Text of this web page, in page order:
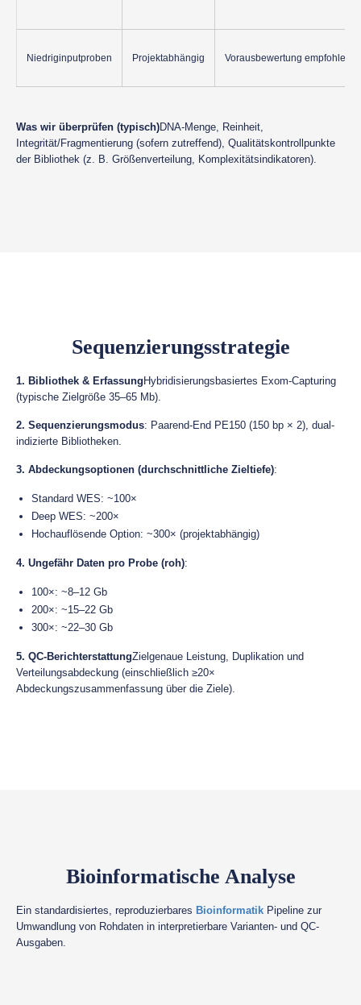
Niedriginputproben Projektabhängig Vorausbewertung empfohlen
Was wir überprüfen (typisch)DNA-Menge, Reinheit,
Integrität/Fragmentierung (sofern zutreffend), Qualitätskontrollpunkte
der Bibliothek (z. B. Größenverteilung, Komplexitätsindikatoren).
Sequenzierungsstrategie
1. Bibliothek & Erfassung Hybridisierungsbasiertes Exom-Capturing
(typische Zielgröße 35–65 Mb).
2. Sequenzierungsmodus: Paarend-End PE150 (150 bp × 2), dual-
indizierte Bibliotheken.
3. Abdeckungsoptionen (durchschnittliche Zieltiefe):
Standard WES: ~100×
Deep WES: ~200×
Hochauflösende Option: ~300× (projektabhängig)
4. Ungefähr Daten pro Probe (roh):
100×: ~8–12 Gb
200×: ~15–22 Gb
300×: ~22–30 Gb
5. QC-BerichterstattungZielgenaue Leistung, Duplikation und
Verteilungsabdeckung (einschließlich ≥20×
Abdeckungszusammenfassung über die Ziele).
Bioinformatische Analyse
Ein standardisiertes, reproduzierbares Bioinformatik Pipeline zur
Umwandlung von Rohdaten in interpretierbare Varianten- und QC-
Ausgaben.